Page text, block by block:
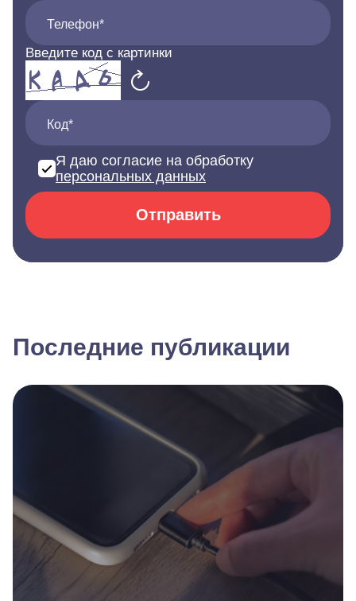
Телефон*
Введите код с картинки
Код*
Я даю согласие на обработку
персональных данных
Отправить
Последние публикации